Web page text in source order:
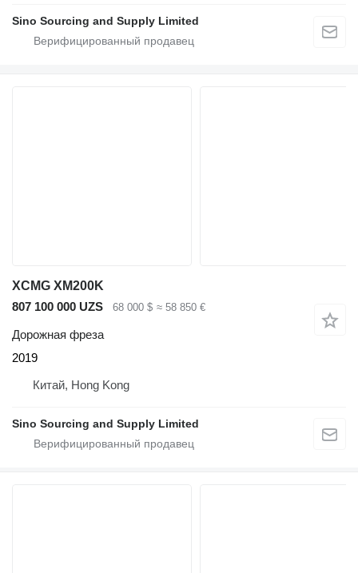
Sino Sourcing and Supply Limited
XCMG XM200K
807 100 000 UZS
68 000 $ ≈ 58 850 €
Дорожная фреза
2019
Китай, Hong Kong
Sino Sourcing and Supply Limited